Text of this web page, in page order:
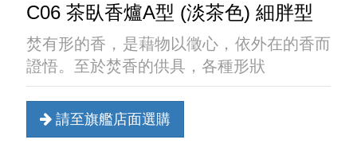
C06 茶臥香爐A型 (淡茶色) 細胖型
焚有形的香，是藉物以徵心，依外在的香而
證悟。至於焚香的供具，各種形狀
請至旗艦店面選購